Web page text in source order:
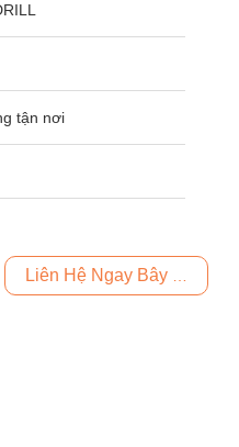
tận nơi
Liên Hệ Ngay Bây Giờ